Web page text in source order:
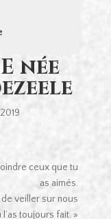
née
ceux que tu
as aimés.
veiller sur nous
l’as toujours fait. »